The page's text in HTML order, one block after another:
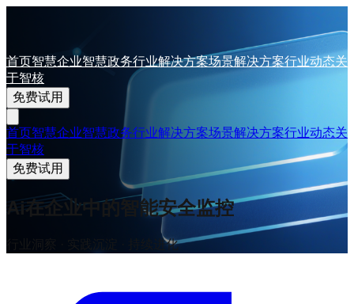
首页智慧企业智慧政务行业解决方案场景解决方案行业动态关
于智核
免费试用
首页智慧企业智慧政务行业解决方案场景解决方案行业动态关
于智核
免费试用
Ai在企业中的智能安全监控
行业洞察 · 实践沉淀 · 持续进化